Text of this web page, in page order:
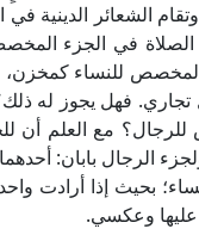
الشعائر الدينية
في الجزء
للنساء كمخزن،
تجاري. فهل يجوز له
مع العلم أن
الرجال بابان:
بحيث إذا أرادت
وعكسي.